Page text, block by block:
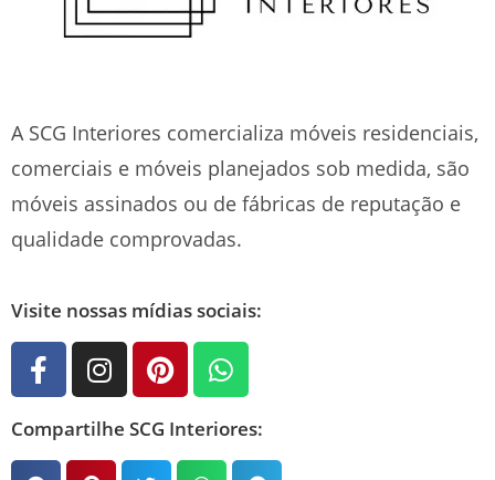
A SCG Interiores comercializa móveis residenciais,
comerciais e móveis planejados sob medida, são
móveis assinados ou de fábricas de reputação e
qualidade comprovadas.
Visite nossas mídias sociais:
Compartilhe SCG Interiores: